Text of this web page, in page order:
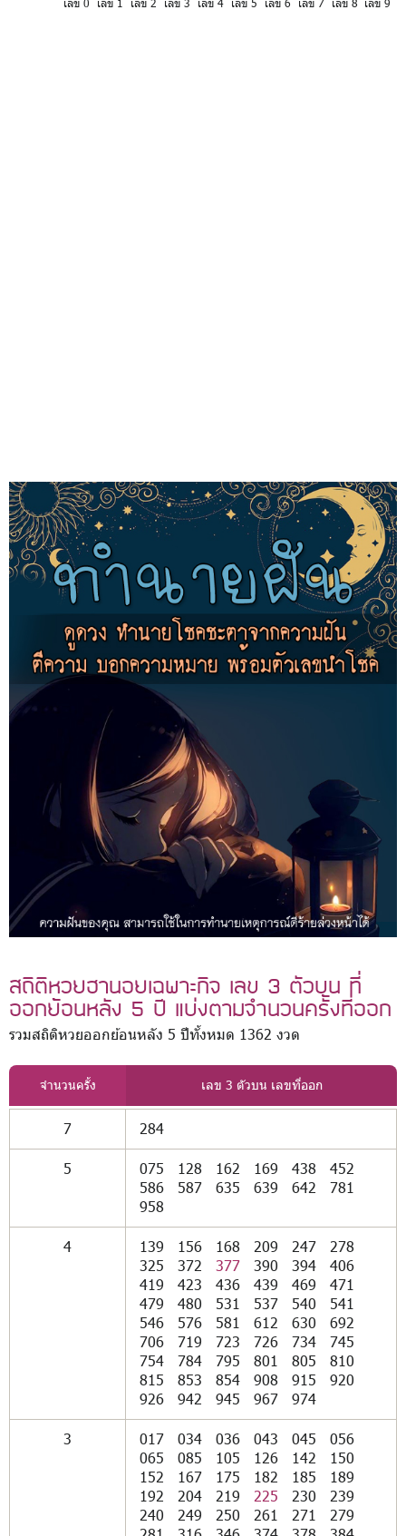
สถิติหวยฮานอยเฉพาะกิจ เลข 3 ตัวบน ที่
ออกย้อนหลัง 5 ปี แบ่งตามจำนวนครั้งที่ออก
รวมสถิติหวยออกย้อนหลัง 5 ปีทั้งหมด 1362 งวด
จำนวนครั้ง เลข 3 ตัวบน เลขที่ออก
7 284
5 075 128 162 169 438
452
586
587 635 639 642
781
958
4 139 156 168 209 247
278
325
372 377 390 394
406
419
423 436 439 469
471
479
480 531 537 540
541
546
576 581 612 630
692
706
719 723 726 734
745
754
784 795 801 805
810
815
853 854 908 915
920
926
942 945 967 974
3 017 034 036 043 045
056
065
085 105 126 142
150
152
167 175 182 185
189
192
204 219 225 230
239
240
249 250 261 271
279